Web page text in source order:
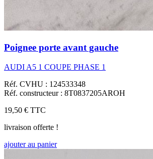
Poignee porte avant gauche
AUDI A5 1 COUPE PHASE 1
Réf. CVHU : 124533348
Réf. constructeur : 8T0837205AROH
19,50 € TTC
livraison offerte !
ajouter au panier